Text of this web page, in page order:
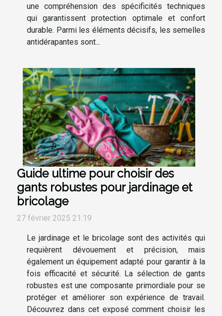
une compréhension des spécificités techniques
qui garantissent protection optimale et confort
durable. Parmi les éléments décisifs, les semelles
antidérapantes sont...
Guide ultime pour choisir des
gants robustes pour jardinage et
bricolage
27 février 2025 21:19
Le jardinage et le bricolage sont des activités qui
requièrent dévouement et précision, mais
également un équipement adapté pour garantir à la
fois efficacité et sécurité. La sélection de gants
robustes est une composante primordiale pour se
protéger et améliorer son expérience de travail.
Découvrez dans cet exposé comment choisir les